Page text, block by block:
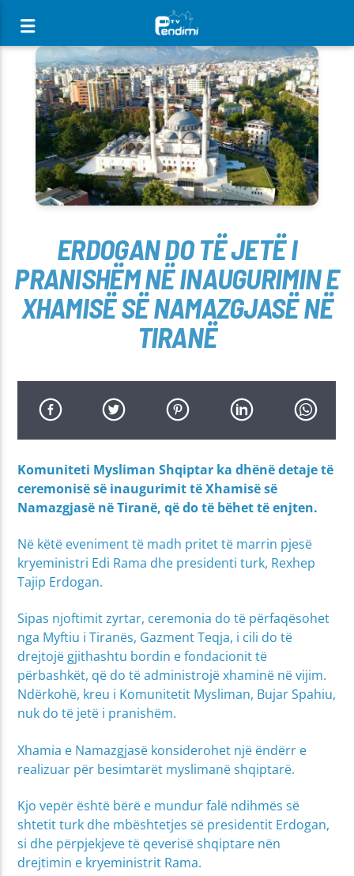
[There are no radio stations in the database]
ERDOGAN DO TË JETË I
PRANISHËM NË INAUGURIMIN E
XHAMISË SË NAMAZGJASË NË
TIRANË
Komuniteti Mysliman Shqiptar ka dhënëdetaje të
ceremonisë së inaugurimit të Xhamisë së
Namazgjasë në Tiranë, që do të bëhet të enjten.
Në këtë eveniment të madh pritet të marrin pjesë
kryeministri Edi Rama dhe presidenti turk, Rexhep
Tajip Erdogan.
Sipas njoftimit zyrtar, ceremonia do të përfaqësohet
nga Myftiu i Tiranës, Gazment Teqja, i cili do të
drejtojë gjithashtu bordin e fondacionit të
përbashkët, që do të administrojë xhaminë në vijim.
Ndërkohë, kreu i Komunitetit Mysliman, Bujar Spahiu,
nuk do të jetë i pranishëm.
Xhamia e Namazgjasë konsiderohet një ëndërr e
realizuar për besimtarët myslimanë shqiptarë.
Kjo vepër është bërë e mundur falë ndihmës së
shtetit turk dhe mbështetjes së presidentit Erdogan,
si dhe përpjekjeve të qeverisë shqiptare nën
drejtimin e kryeministrit Rama.